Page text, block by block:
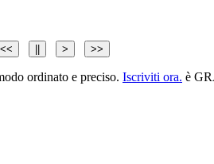
<< || > >>
ordinato e preciso. Iscriviti ora. è